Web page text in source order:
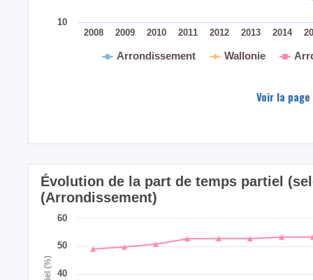
Arrondissement Wallonie
2008 2009 2010 2011 2012 2013 2014
10
Voir la
Évolution de la part de temps partiel
(Arrondissement)
40
50
60